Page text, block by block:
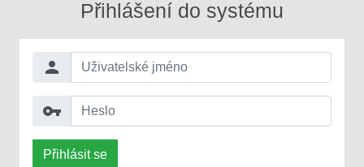
Přihlášení do systému
person
vpn_key
Přihlásit se